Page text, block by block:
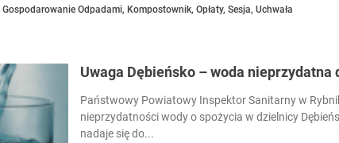
Gospodarowanie Odpadami, Kompostownik, Opłaty, Sesja, Uchwała
Uwaga Dębieńsko – woda nieprzydatna
Państwowy Powiatowy Inspektor Sanitarny w
nieprzydatności wody o spożycia w dzielnicy
nadaje się do...